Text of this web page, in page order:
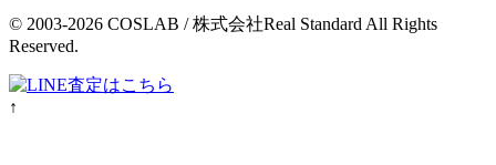
© 2003-2026 COSLAB / 株式会社Real Standard All Rights
Reserved.
↑